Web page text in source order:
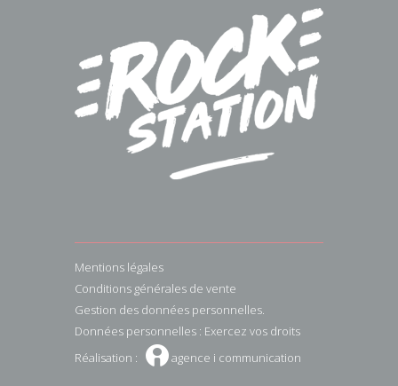
Mentions légales
Conditions générales de vente
Gestion des données personnelles.
Données personnelles : Exercez vos droits
Réalisation : Wagence i communication